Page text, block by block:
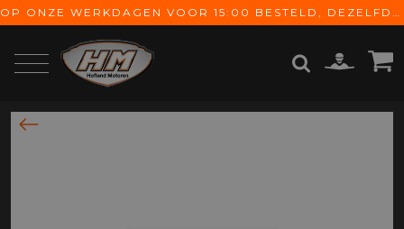
OP ONZE WERKDAGEN VOOR 15:00 BESTELD, DEZELFDE DAG VERZONDEN! GRATIS VERZENDING VANAF € 65,-